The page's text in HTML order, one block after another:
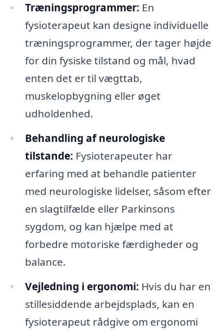
Træningsprogrammer: En
fysioterapeut kan designe individuelle
træningsprogrammer, der tager højde
for din fysiske tilstand og mål, hvad
enten det er til vægttab,
muskelopbygning eller øget
udholdenhed.
Behandling af neurologiske
tilstande: Fysioterapeuter har
erfaring med at behandle patienter
med neurologiske lidelser, såsom efter
en slagtilfælde eller Parkinsons
sygdom, og kan hjælpe med at
forbedre motoriske færdigheder og
balance.
Vejledning i ergonomi: Hvis du har en
stillesiddende arbejdsplads, kan en
fysioterapeut rådgive om ergonomi